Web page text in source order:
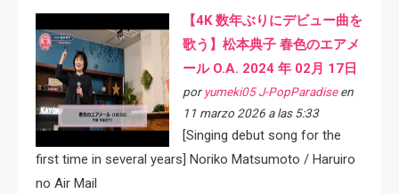
【4K 数年ぶりにデビュー曲を
歌う】松本典子 春色のエアメ
ール O.A. 2024 年 02月 17日
por yumeki05 J-PopParadiseen
11 marzo 2026 a las 5:33
[Singing debut song for the
first time in several years] Noriko Matsumoto / Haruiro
no Air Mail